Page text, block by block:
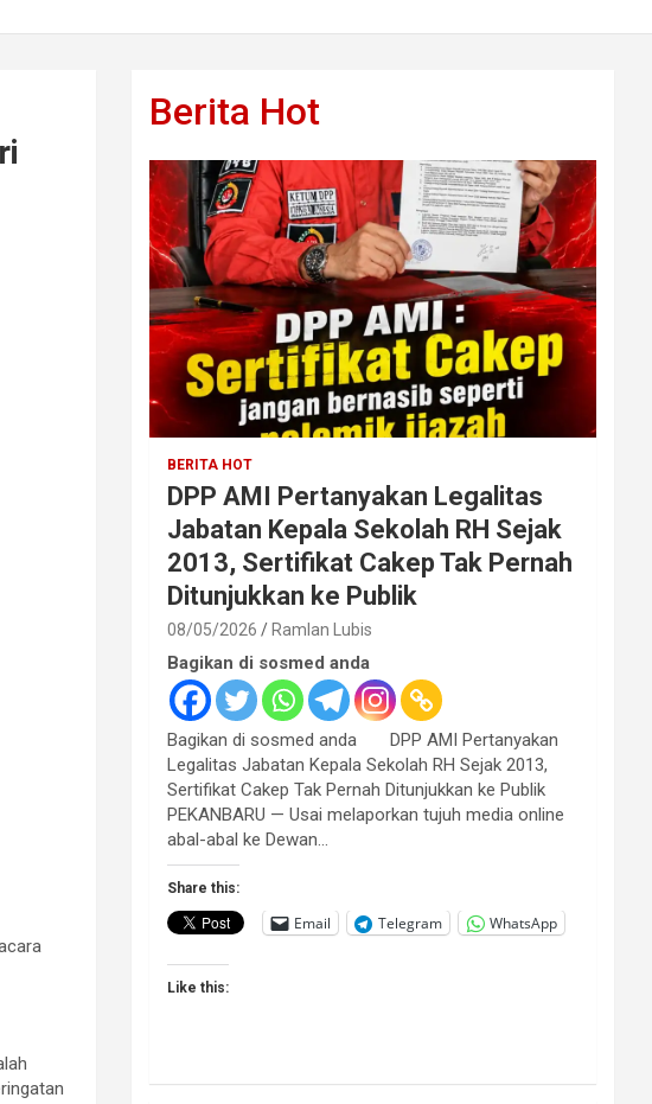
Berita Hot
BERITA HOT
DPP AMI Pertanyakan Legalitas
Jabatan Kepala Sekolah RH Sejak
2013, Sertifikat Cakep Tak Pernah
Ditunjukkan ke Publik
08/05/2026 Ramlan Lubis
Bagikan di sosmed anda
Bagikan di sosmed anda DPP AMI Pertanyakan
Legalitas Jabatan Kepala Sekolah RH Sejak 2013,
Sertifikat Cakep Tak Pernah Ditunjukkan ke Publik
PEKANBARU — Usai melaporkan tujuh media online
abal-abal ke Dewan…
Share this:
Email Telegram WhatsApp
Like this: